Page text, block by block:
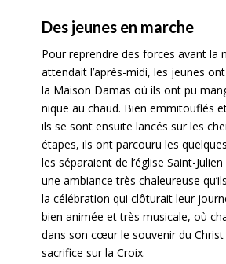
Des jeunes en marche
Pour reprendre des forces avant la
attendait l’après-midi, les jeunes
la Maison Damas où ils ont pu
nique au chaud. Bien emmitouflés
ils se sont ensuite lancés sur les
étapes, ils ont parcouru les
les séparaient de l’église Saint-Julien
une ambiance très chaleureuse
la célébration qui clôturait leur
bien animée et très musicale, où
dans son cœur le souvenir du
sacrifice sur la Croix.